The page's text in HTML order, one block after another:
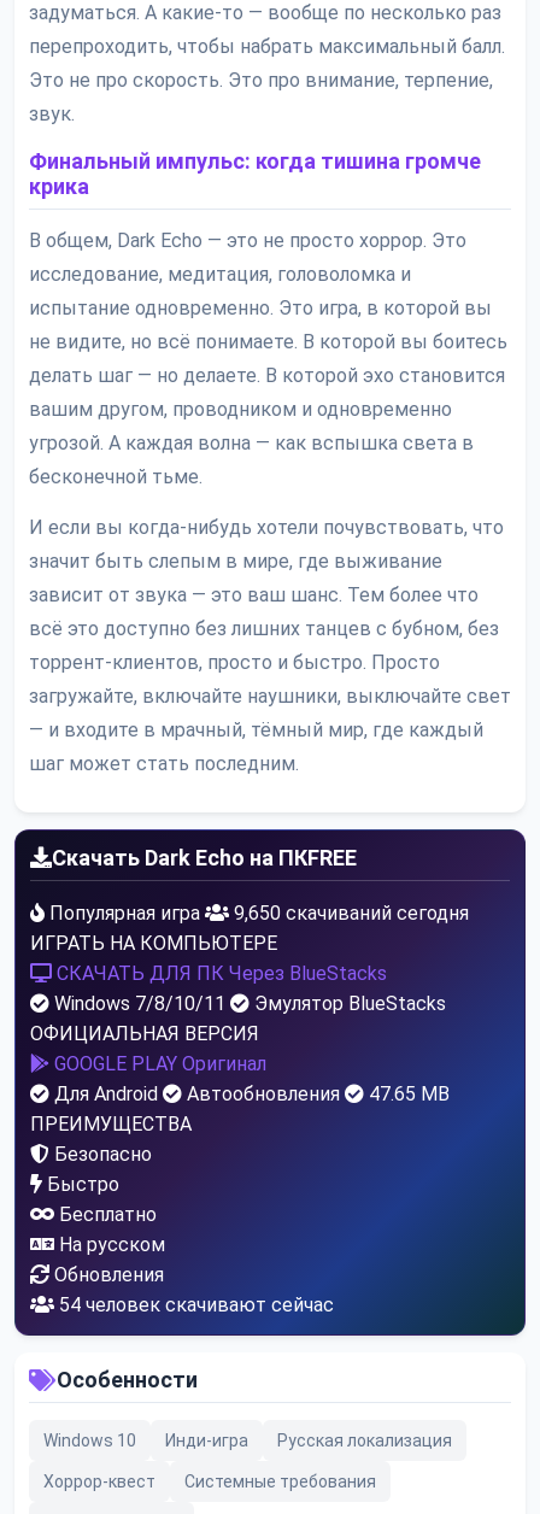
задуматься. А какие-то — вообще по несколько раз
перепроходить, чтобы набрать максимальный балл.
Это не про скорость. Это про внимание, терпение,
звук.
Финальный импульс: когда тишина громче
крика
В общем, Dark Echo — это не просто хоррор. Это
исследование, медитация, головоломка и
испытание одновременно. Это игра, в которой вы
не видите, но всё понимаете. В которой вы боитесь
делать шаг — но делаете. В которой эхо становится
вашим другом, проводником и одновременно
угрозой. А каждая волна — как вспышка света в
бесконечной тьме.
И если вы когда-нибудь хотели почувствовать, что
значит быть слепым в мире, где выживание
зависит от звука — это ваш шанс. Тем более что
всё это доступно без лишних танцев с бубном, без
торрент-клиентов, просто и быстро. Просто
загружайте, включайте наушники, выключайте свет
— и входите в мрачный, тёмный мир, где каждый
шаг может стать последним.
Скачать Dark Echo на ПКFREE
Популярная игра
9,650 скачиваний сегодня
ИГРАТЬ НА КОМПЬЮТЕРЕ
СКАЧАТЬ ДЛЯ ПК Через BlueStacks
Windows 7/8/10/11
Эмулятор BlueStacks
ОФИЦИАЛЬНАЯ ВЕРСИЯ
GOOGLE PLAY Оригинал
Для Android
Автообновления
47.65 MB
ПРЕИМУЩЕСТВА
Безопасно
Быстро
Бесплатно
На русском
Обновления
50 человек скачивают сейчас
Особенности
Windows 10 Инди-игра Русская локализация
Хоррор-квест Системные требования